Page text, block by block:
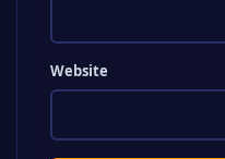
Website